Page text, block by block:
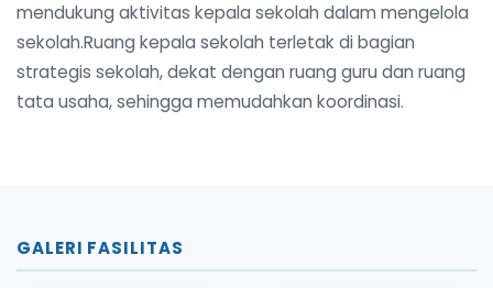
mendukung aktivitas kepala sekolah dalam mengelola
sekolah.Ruang kepala sekolah terletak di bagian
strategis sekolah, dekat dengan ruang guru dan ruang
tata usaha, sehingga memudahkan koordinasi.
GALERI FASILITAS